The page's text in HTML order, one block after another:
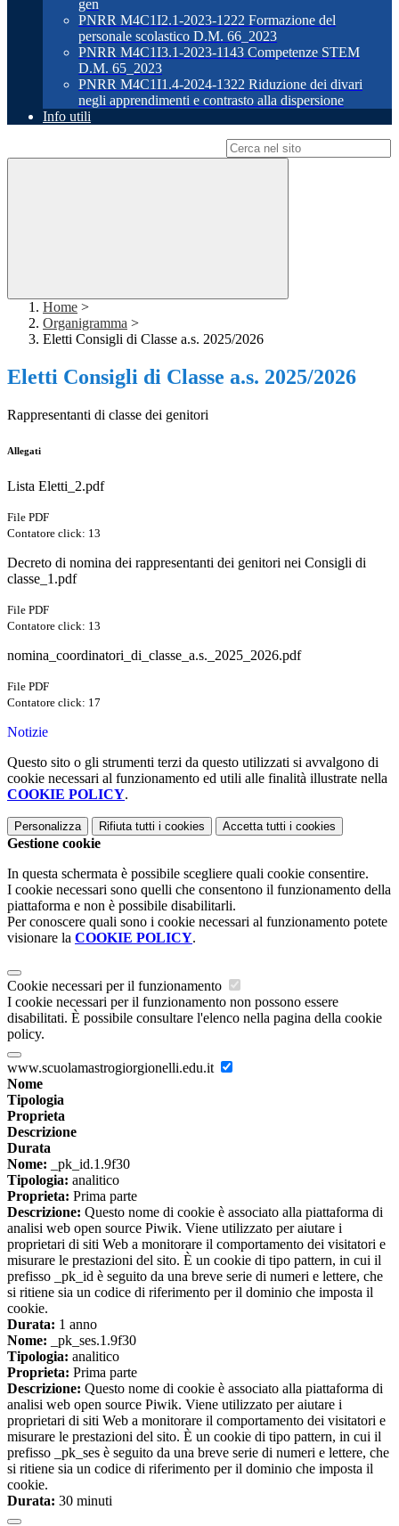
gen
PNRR M4C1I2.1-2023-1222 Formazione del
personale scolastico D.M. 66_2023
PNRR M4C1I3.1-2023-1143 Competenze STEM
D.M. 65_2023
PNRR M4C1I1.4-2024-1322 Riduzione dei divari
negli apprendimenti e contrasto alla dispersione
Info utili
Home >
Organigramma >
Eletti Consigli di Classe a.s. 2025/2026
Eletti Consigli di Classe a.s. 2025/2026
Rappresentanti di classe dei genitori
Allegati
Lista Eletti_2.pdf
File PDF
Contatore click: 13
Decreto di nomina dei rappresentanti dei genitori nei Consigli di
classe_1.pdf
File PDF
Contatore click: 13
nomina_coordinatori_di_classe_a.s._2025_2026.pdf
File PDF
Contatore click: 17
Notizie
Questo sito o gli strumenti terzi da questo utilizzati si avvalgono di
cookie necessari al funzionamento ed utili alle finalità illustrate nella
COOKIE POLICY.
Personalizza Rifiuta tutti i cookies Accetta tutti i cookies
Gestione cookie
In questa schermata è possibile scegliere quali cookie consentire.
I cookie necessari sono quelli che consentono il funzionamento della
piattaforma e non è possibile disabilitarli.
Per conoscere quali sono i cookie necessari al funzionamento potete
visionare la COOKIE POLICY.
Cookie necessari per il funzionamento
I cookie necessari per il funzionamento non possono essere
disabilitati. È possibile consultare l'elenco nella pagina della cookie
policy.
www.scuolamastrogiorgionelli.edu.it
Nome
Tipologia
Proprieta
Descrizione
Durata
Nome: _pk_id.1.9f30
Tipologia: analitico
Proprieta: Prima parte
Descrizione: Questo nome di cookie è associato alla piattaforma di
analisi web open source Piwik. Viene utilizzato per aiutare i
proprietari di siti Web a monitorare il comportamento dei visitatori e
misurare le prestazioni del sito. È un cookie di tipo pattern, in cui il
prefisso _pk_id è seguito da una breve serie di numeri e lettere, che
si ritiene sia un codice di riferimento per il dominio che imposta il
cookie.
Durata: 1 anno
Nome: _pk_ses.1.9f30
Tipologia: analitico
Proprieta: Prima parte
Descrizione: Questo nome di cookie è associato alla piattaforma di
analisi web open source Piwik. Viene utilizzato per aiutare i
proprietari di siti Web a monitorare il comportamento dei visitatori e
misurare le prestazioni del sito. È un cookie di tipo pattern, in cui il
prefisso _pk_ses è seguito da una breve serie di numeri e lettere, che
si ritiene sia un codice di riferimento per il dominio che imposta il
cookie.
Durata: 30 minuti